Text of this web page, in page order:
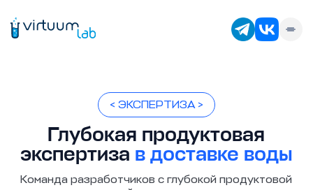
< ЭКСПЕРТИЗА >
Глубокая продуктовая
экспертиза в доставке воды
Команда разработчиков с глубокой продуктовой